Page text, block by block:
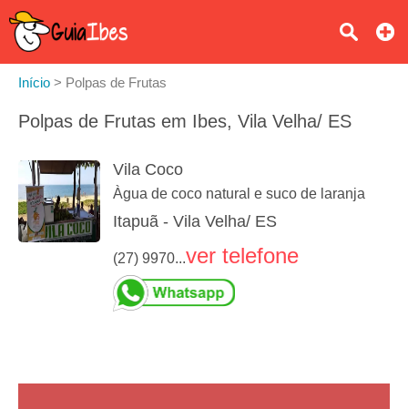
Início > Polpas de Frutas
Polpas de Frutas em Ibes, Vila Velha/ ES
Vila Coco
Àgua de coco natural e suco de laranja
Itapuã - Vila Velha/ ES
(27) 9970...ver telefone